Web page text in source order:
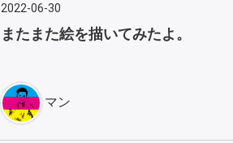
2022-06-30
またまた絵を描いてみたよ。
マン